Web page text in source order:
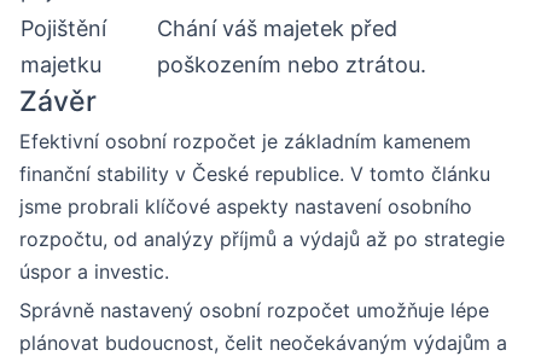
Pojištění
majetku
Chání váš majetek před
poškozením nebo ztrátou.
Závěr
Efektivní osobní rozpočet je základním kamenem
finanční stability v České republice. V tomto článku
jsme probrali klíčové aspekty nastavení osobního
rozpočtu, od analýzy příjmů a výdajů až po strategie
úspor a investic.
Správně nastavený osobní rozpočet umožňuje lépe
plánovat budoucnost, čelit neočekávaným výdajům a